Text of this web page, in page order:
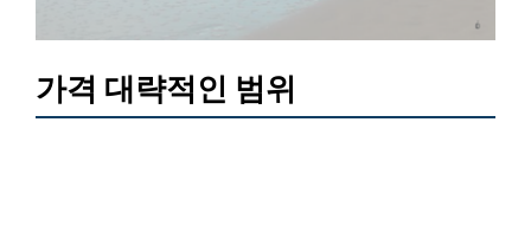
가격 대략적인 범위